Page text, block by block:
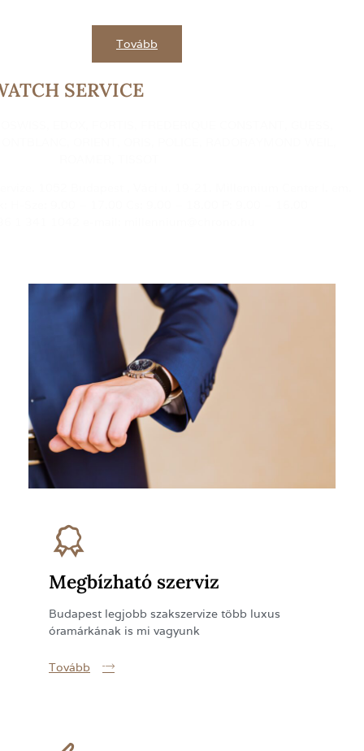
Tovább
SERVICE
Megbízható szerviz
Budapest legjobb szakszervize több luxus
óramárkának is mi vagyunk
Tovább